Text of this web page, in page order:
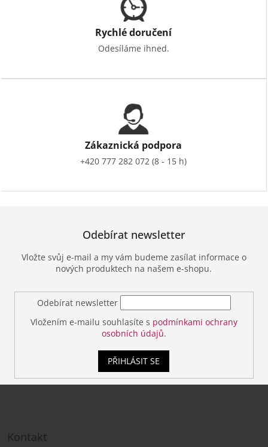
Rychlé doručení
Odesíláme ihned.
Zákaznická podpora
+420 777 282 072 (8 - 15 h)
Odebírat newsletter
Vložte svůj e-mail a my vám budeme zasílat informace o
nových produktech na našem e-shopu.
Odebírat newsletter
Vložením e-mailu souhlasíte s podmínkami ochrany
osobních údajů.
PŘIHLÁSIT SE
Kontakt